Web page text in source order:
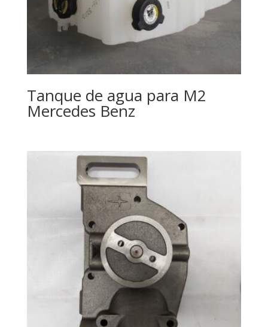
Tanque de agua para M2
Mercedes Benz